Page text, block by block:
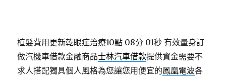
植髮費用更新乾眼症治療10點 08分 01秒 有效量身訂
做汽機車借款金融商品士林汽車借款提供資金需要不
求人搭配獨具個人風格為您讓您用便宜的鳳凰電波各